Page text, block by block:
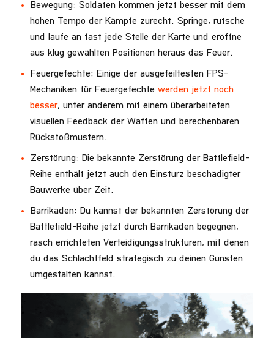
Bewegung: Soldaten kommen jetzt besser mit dem
hohen Tempo der Kämpfe zurecht. Springe, rutsche
und laufe an fast jede Stelle der Karte und eröffne
aus klug gewählten Positionen heraus das Feuer.
Feuergefechte: Einige der ausgefeiltesten FPS-
Mechaniken für Feuergefechte werden jetzt noch
besser, unter anderem mit einem überarbeiteten
visuellen Feedback der Waffen und berechenbaren
Rückstoßmustern.
Zerstörung: Die bekannte Zerstörung der Battlefield-
Reihe enthält jetzt auch den Einsturz beschädigter
Bauwerke über Zeit.
Barrikaden: Du kannst der bekannten Zerstörung der
Battlefield-Reihe jetzt durch Barrikaden begegnen,
rasch errichteten Verteidigungsstrukturen, mit denen
du das Schlachtfeld strategisch zu deinen Gunsten
umgestalten kannst.